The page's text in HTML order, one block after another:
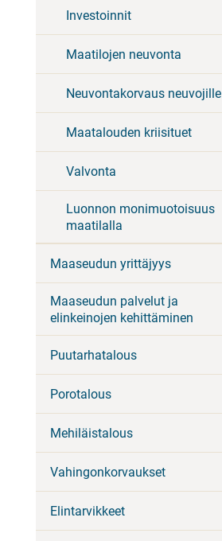
Investoinnit
Maatilojen neuvonta
Neuvontakorvaus neuvojille
Maatalouden kriisituet
Valvonta
Luonnon monimuotoisuus
maatilalla
Maaseudun yrittäjyys
Maaseudun palvelut ja
elinkeinojen kehittäminen
Puutarhatalous
Porotalous
Mehiläistalous
Vahingonkorvaukset
Elintarvikkeet